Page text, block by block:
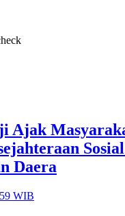
Ajak
Daera
WIB